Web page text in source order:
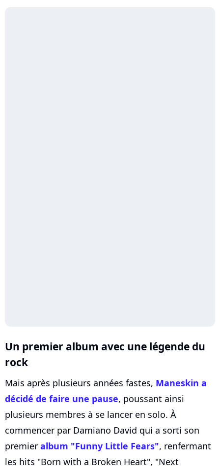
Un premier album avec une légende du
rock
Mais après plusieurs années fastes, Maneskin a
décidé de faire une pause, poussant ainsi
plusieurs membres à se lancer en solo. À
commencer par Damiano David qui a sorti son
premier album "Funny Little Fears", renfermant
les hits "Born with a Broken Heart", "Next